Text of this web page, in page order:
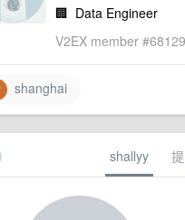
🏢 Data Engineer
V2EX member
shanghai
shallyy